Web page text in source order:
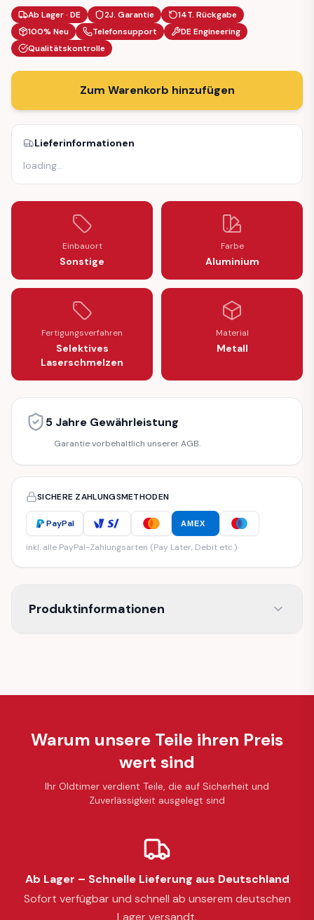
Ab Lager · DE 2J. Garantie
14T. Rückgabe
100% Neu
Telefonsupport
DE Engineering
Qualitätskontrolle
Zum Warenkorb hinzufügen
Lieferinformationen
loading…
Einbauort
Sonstige
Farbe
Aluminium
Fertigungsverfahren
Selektives
Laserschmelzen
Material
Metall
5 Jahre Gewährleistung
Garantie vorbehaltlich unserer AGB.
SICHERE ZAHLUNGSMETHODEN
PayPal AMEX
inkl. alle PayPal-Zahlungsarten (Pay Later, Debit etc.)
Produktinformationen
Warum unsere Teile ihren Preis
wert sind
Ihr Oldtimer verdient Teile, die auf Sicherheit und
Zuverlässigkeit ausgelegt sind
Ab Lager – Schnelle Lieferung aus Deutschland
Sofort verfügbar und schnell ab unserem deutschen
Lager versandt.